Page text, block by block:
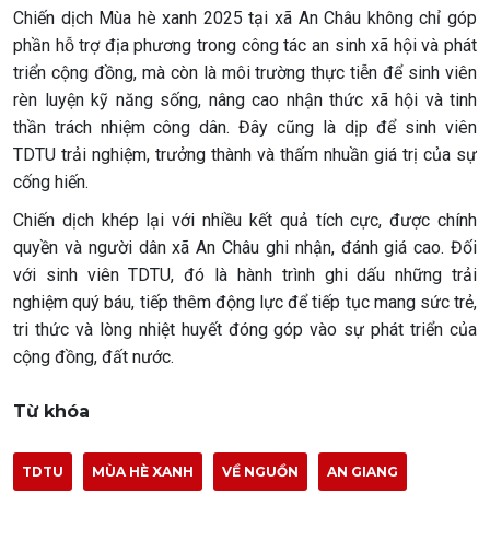
Chiến dịch Mùa hè xanh 2025 tại xã An Châu không chỉ góp
phần hỗ trợ địa phương trong công tác an sinh xã hội và phát
triển cộng đồng, mà còn là môi trường thực tiễn để sinh viên
rèn luyện kỹ năng sống, nâng cao nhận thức xã hội và tinh
thần trách nhiệm công dân. Đây cũng là dịp để sinh viên
TDTU trải nghiệm, trưởng thành và thấm nhuần giá trị của sự
cống hiến.
Chiến dịch khép lại với nhiều kết quả tích cực, được chính
quyền và người dân xã An Châu ghi nhận, đánh giá cao. Đối
với sinh viên TDTU, đó là hành trình ghi dấu những trải
nghiệm quý báu, tiếp thêm động lực để tiếp tục mang sức trẻ,
tri thức và lòng nhiệt huyết đóng góp vào sự phát triển của
cộng đồng, đất nước.
Từ khóa
TDTU MÙA HÈ XANH VỀ NGUỒN AN GIANG